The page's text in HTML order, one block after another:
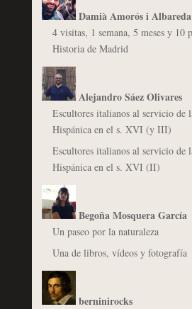
Damià Amorós i Albareda
4 visitas, 1 semana, 5 meses y 10
Historia de Madrid
Alejandro Sáez Olivares
Escultores italianos al servicio de
Hispánica en el s. XVI (y III)
Escultores italianos al servicio de
Hispánica en el s. XVI (II)
Begoña Mosquera García
Un paseo por la naturaleza
Una de libros, vídeos y fotografía
berninirocks